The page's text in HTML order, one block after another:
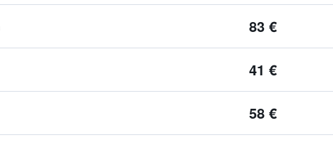
83 €
41 €
58 €